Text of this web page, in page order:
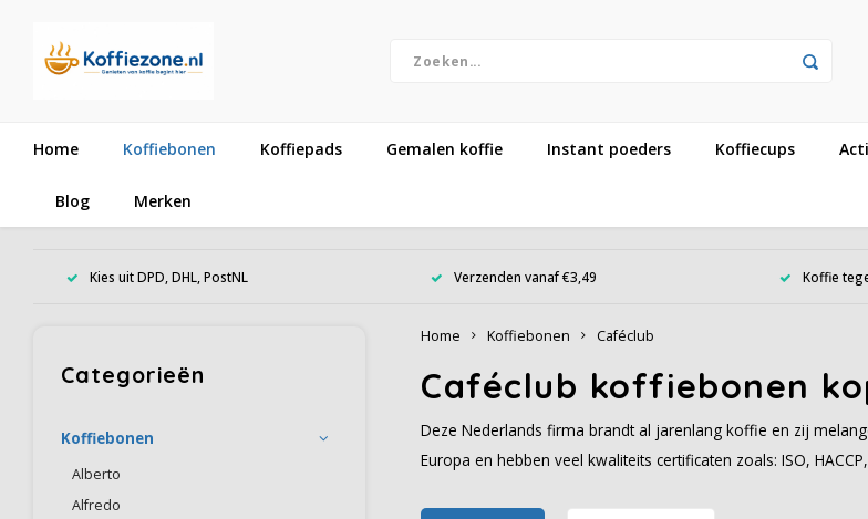
Home Koffiebonen Koffiepads Gemalen koffie Instant poeders Koffiecups
Blog Merken
Kies uit DPD, DHL, PostNL Verzenden vanaf €3,49 Koffie
Categorieën
Koffiebonen
Alberto
Alfredo
Home Koffiebonen Caféclub
Caféclub koffiebonen
Deze Nederlands firma brandt al jarenlang koffie en zij
Europa en hebben veel kwaliteits certificaten zoals: ISO,